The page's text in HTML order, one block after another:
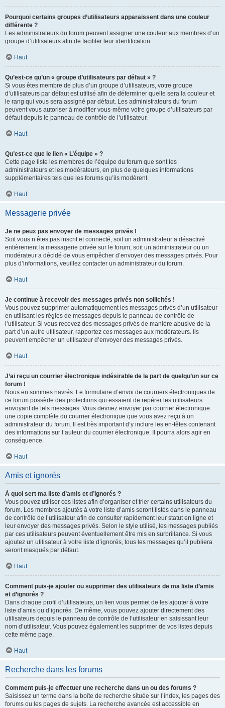
Pourquoi certains groupes d’utilisateurs apparaissent dans une couleur
différente ?
Les administrateurs du forum peuvent assigner une couleur aux membres d’un
groupe d’utilisateurs afin de faciliter leur identification.
Haut
Qu’est-ce qu’un « groupe d’utilisateurs par défaut » ?
Si vous êtes membre de plus d’un groupe d’utilisateurs, votre groupe
d’utilisateurs par défaut est utilisé afin de déterminer quelle sera la couleur et
le rang qui vous sera assigné par défaut. Les administrateurs du forum
peuvent vous autoriser à modifier vous-même votre groupe d’utilisateurs par
défaut depuis le panneau de contrôle de l’utilisateur.
Haut
Qu’est-ce que le lien « L’équipe » ?
Cette page liste les membres de l’équipe du forum que sont les
administrateurs et les modérateurs, en plus de quelques informations
supplémentaires tels que les forums qu’ils modèrent.
Haut
Messagerie privée
Je ne peux pas envoyer de messages privés !
Soit vous n’êtes pas inscrit et connecté, soit un administrateur a désactivé
entièrement la messagerie privée sur le forum, soit un administrateur ou un
modérateur a décidé de vous empêcher d’envoyer des messages privés. Pour
plus d’informations, veuillez contacter un administrateur du forum.
Haut
Je continue à recevoir des messages privés non sollicités !
Vous pouvez supprimer automatiquement les messages privés d’un utilisateur
en utilisant les règles de messages depuis le panneau de contrôle de
l’utilisateur. Si vous recevez des messages privés de manière abusive de la
part d’un autre utilisateur, rapportez ces messages aux modérateurs. Ils
peuvent empêcher un utilisateur d’envoyer des messages privés.
Haut
J’ai reçu un courrier électronique indésirable de la part de quelqu’un sur ce
forum !
Nous en sommes navrés. Le formulaire d’envoi de courriers électroniques de
ce forum possède des protections qui essaient de repérer les utilisateurs
envoyant de tels messages. Vous devriez envoyer par courrier électronique
une copie complète du courrier électronique que vous avez reçu à un
administrateur du forum. Il est très important d’y inclure les en-têtes contenant
des informations sur l’auteur du courrier électronique. Il pourra alors agir en
conséquence.
Haut
Amis et ignorés
À quoi sert ma liste d’amis et d’ignorés ?
Vous pouvez utiliser ces listes afin d’organiser et trier certains utilisateurs du
forum. Les membres ajoutés à votre liste d’amis seront listés dans le panneau
de contrôle de l’utilisateur afin de consulter rapidement leur statut en ligne et
leur envoyer des messages privés. Selon le style utilisé, les messages publiés
par ces utilisateurs peuvent éventuellement être mis en surbrillance. Si vous
ajoutez un utilisateur à votre liste d’ignorés, tous les messages qu’il publiera
seront masqués par défaut.
Haut
Comment puis-je ajouter ou supprimer des utilisateurs de ma liste d’amis
et d’ignorés ?
Dans chaque profil d’utilisateurs, un lien vous permet de les ajouter à votre
liste d’amis ou d’ignorés. De même, vous pouvez ajouter directement des
utilisateurs depuis le panneau de contrôle de l’utilisateur en saisissant leur
nom d’utilisateur. Vous pouvez également les supprimer de vos listes depuis
cette même page.
Haut
Recherche dans les forums
Comment puis-je effectuer une recherche dans un ou des forums ?
Saisissez un terme dans la boîte de recherche située sur l’index, les pages des
forums ou les pages de sujets. La recherche avancée est accessible en